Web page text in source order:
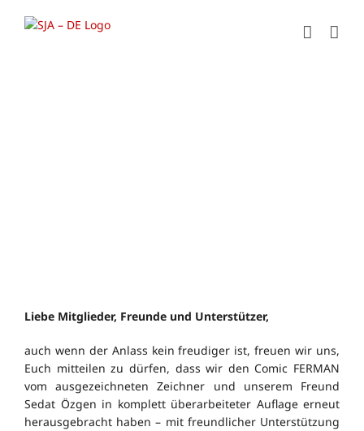
Inhalt
Liebe Mitglieder, Freunde und Unterstützer,
auch wenn der Anlass kein freudiger ist, freuen wir uns,
Euch mitteilen zu dürfen, dass wir den Comic FERMAN
vom ausgezeichneten Zeichner und unserem Freund
Sedat Özgen in komplett überarbeiteter Auflage erneut
herausgebracht haben – mit freundlicher Unterstützung